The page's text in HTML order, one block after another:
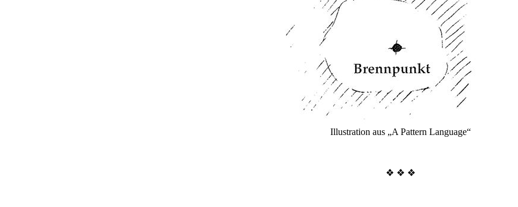
Illustration aus „A Pattern Language“
❖ ❖ ❖